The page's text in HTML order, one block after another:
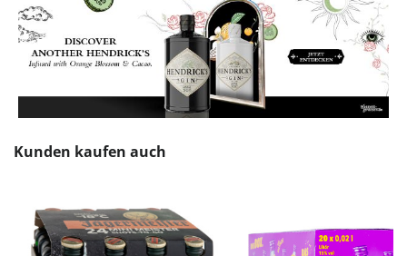
Produktgalerie überspringen
Kunden kaufen auch